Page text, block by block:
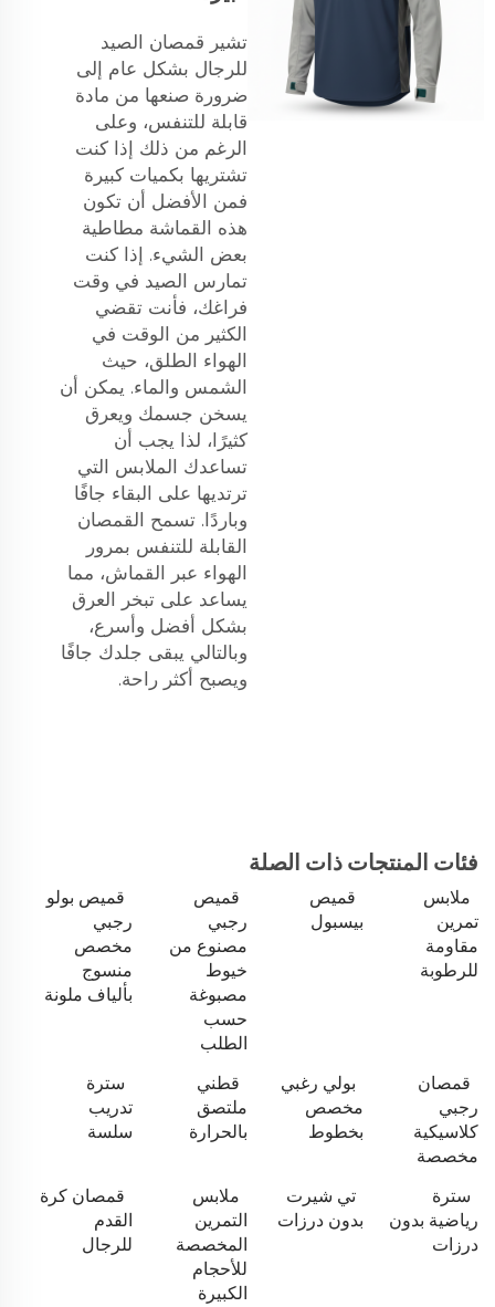
تشير قمصان الصيد
للرجال بشكل عام إلى
ضرورة صنعها من مادة
قابلة للتنفس، وعلى
الرغم من ذلك إذا كنت
تشتريها بكميات كبيرة
فمن الأفضل أن تكون
هذه القماشة مطاطية
بعض الشيء. إذا كنت
تمارس الصيد في وقت
فراغك، فأنت تقضي
الكثير من الوقت في
الهواء الطلق، حيث
الشمس والماء. يمكن أن
يسخن جسمك ويعرق
كثيرًا، لذا يجب أن
تساعدك الملابس التي
ترتديها على البقاء جافًا
وباردًا. تسمح القمصان
القابلة للتنفس بمرور
الهواء عبر القماش، مما
يساعد على تبخر العرق
بشكل أفضل وأسرع،
وبالتالي يبقى جلدك جافًا
ويصبح أكثر راحة.
فئات المنتجات ذات الصلة
ملابس
تمرين
مقاومة
للرطوبة
قميص
بيسبول
قميص
رجبي
مصنوع من
خيوط
مصبوغة
حسب
الطلب
قميص بولو
رجبي
مخصص
منسوج
بألياف ملونة
قمصان
رجبي
كلاسيكية
مخصصة
بولي رغبي
مخصص
بخطوط
قطني
ملتصق
بالحرارة
سترة
تدريب
سلسة
سترة
رياضية بدون
درزات
تي شيرت
بدون درزات
ملابس
التمرين
المخصصة
للأحجام
الكبيرة
قمصان كرة
القدم
للرجال